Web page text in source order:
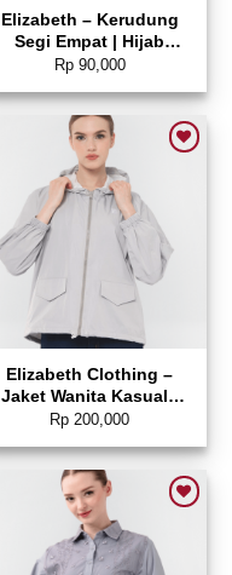
Elizabeth – Kerudung
Segi Empat | Hijab
Pattern 5180-0773
Rp90,000
Add to wishlist
Elizabeth Clothing –
Jaket Wanita Kasual |
Hoodie 0595-1945
Rp 200,000
Add to wishlist